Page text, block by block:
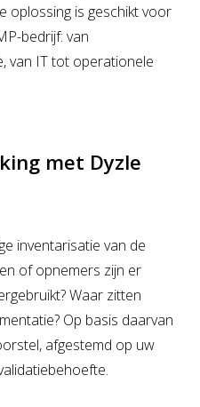
oplossing is geschikt voor
bedrijf: van
van IT tot operationele
met Dyzle
inventarisatie van de
of opnemers zijn er
Waar zitten
Op basis daarvan
afgestemd op uw